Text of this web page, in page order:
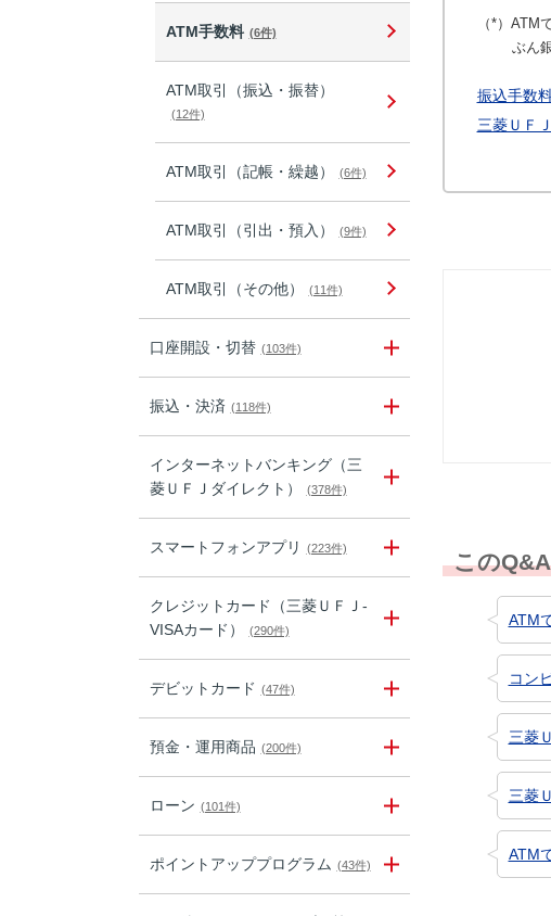
ATM手数料 (6件)
ATM取引（振込・振替）
(12件)
ATM取引（記帳・繰越） (6件)
ATM取引（引出・預入） (9件)
ATM取引（その他） (11件)
口座開設・切替 (103件)
振込・決済 (118件)
インターネットバンキング（三
菱ＵＦＪダイレクト）
(378件)
スマートフォンアプリ (223件)
クレジットカード（三菱ＵＦＪ-
VISAカード）
(290件)
デビットカード (47件)
預金・運用商品 (200件)
ローン (101件)
ポイントアッププログラム (43件)
（*）
ぶん
振込手数
三菱ＵＦ
この
ATM
コン
三菱
三菱
ATM